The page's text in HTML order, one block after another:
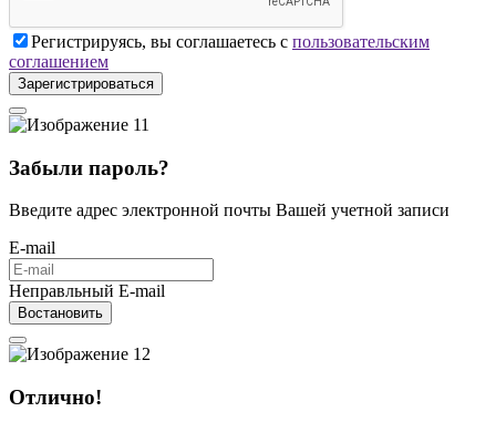
Регистрируясь, вы соглашаетесь с пользовательским
соглашением
Зарегистрироваться
Забыли пароль?
Введите адрес электронной почты Вашей учетной записи
E-mail
Неправльный E-mail
Востановить
Отлично!